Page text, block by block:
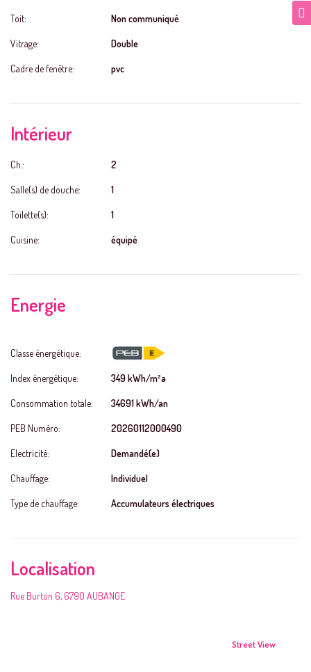
Toit: Non communiqué
Vitrage: Double
Cadre de fenêtre: pvc
Intérieur
Ch.: 2
Salle(s) de douche: 1
Toilette(s): 1
Cuisine: équipé
Energie
Classe énergétique:
Index énergétique: 349 kWh/m²a
Consommation totale: 34691 kWh/an
PEB Numéro: 20260112000490
Electricité: Demandé(e)
Chauffage: Individuel
Type de chauffage: Accumulateurs électriques
Localisation
Rue Burton 6, 6790 AUBANGE
Street View